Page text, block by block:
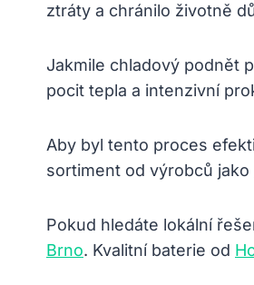
ztráty a chránilo životně
Jakmile chladový podnět
pocit tepla a intenzivní
Aby byl tento proces
sortiment od výrobců jako
Pokud hledáte lokální
Brno. Kvalitní baterie od